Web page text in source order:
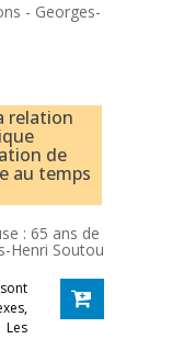
- Georges-
relation
de
au temps
: 65 ans de
Henri Soutou